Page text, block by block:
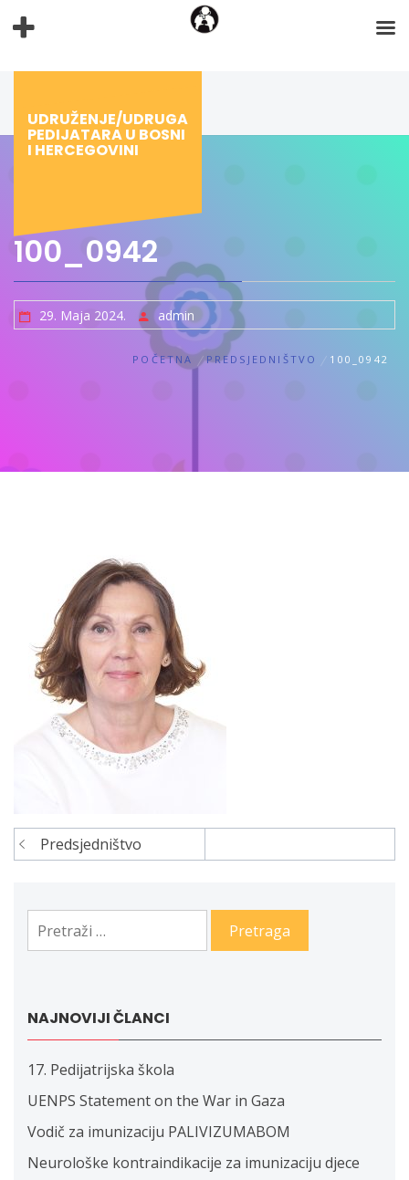
na
UDRUŽENJE/UDRUGA
PEDIJATARA U BOSNI
I HERCEGOVINI
100_0942
29. Maja 2024. admin
POČETNA PREDSJEDNIŠTVO 100_0942
Navigacija
Predsjedništvo
Pretraga:
NAJNOVIJI ČLANCI
17. Pedijatrijska škola
UENPS Statement on the War in Gaza
Vodič za imunizaciju PALIVIZUMABOM
Neurološke kontraindikacije za imunizaciju djece